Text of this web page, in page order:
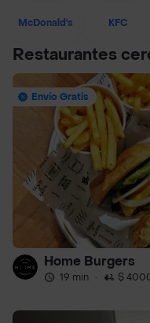
McDonald's KFC
Restaurantes
Envío Gratis
Home Burgers
19 min · $